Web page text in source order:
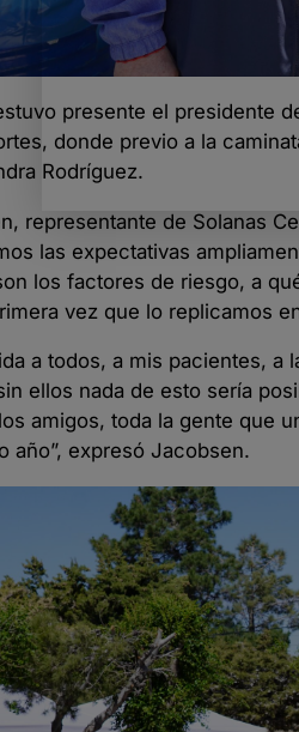
presente el presidente
donde previo a la
Rodríguez.
representante de Solanas
las expectativas
los factores de riesgo, a
vez que lo replicamos
a todos, a mis pacientes,
ellos nada de esto sería
amigos, toda la gente que
año”, expresó Jacobsen.